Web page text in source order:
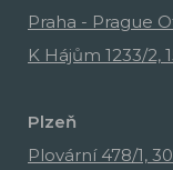
Praha - Prague
K Hájům 1233/2,
Plzeň
Plovární 478/1,